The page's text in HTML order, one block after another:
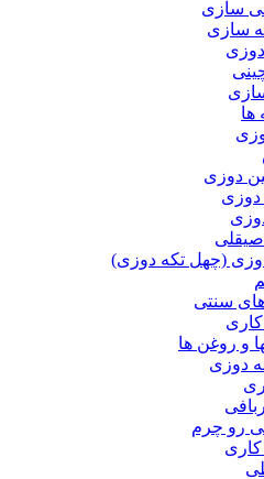
سازی
سازی
ها
دوزی
دوزی
صیقلی
(چهل تکه دوزی)
سنتی
و روغن ها
دوزی
رو چرم
کاری